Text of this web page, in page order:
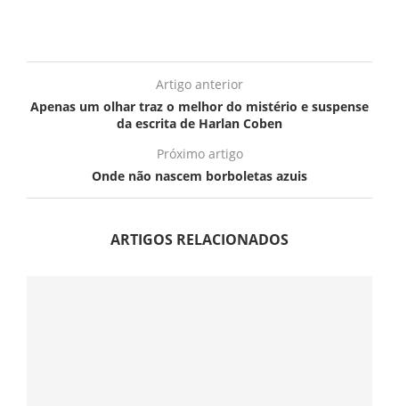
Artigo anterior
Apenas um olhar traz o melhor do mistério e suspense
da escrita de Harlan Coben
Próximo artigo
Onde não nascem borboletas azuis
ARTIGOS RELACIONADOS